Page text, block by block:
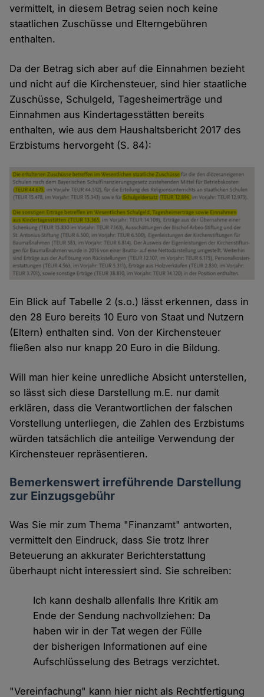
vermittelt, in diesem Betrag seien noch keine
staatlichen Zuschüsse und Elterngebühren
enthalten.
Da der Betrag sich aber auf die Einnahmen bezieht
und nicht auf die Kirchensteuer, sind hier staatliche
Zuschüsse, Schulgeld, Tagesheimerträge und
Einnahmen aus Kindertagesstätten bereits
enthalten, wie aus dem Haushaltsbericht 2017 des
Erzbistums hervorgeht (S. 84):
Ein Blick auf Tabelle 2 (s.o.) lässt erkennen, dass in
den 28 Euro bereits 10 Euro von Staat und Nutzern
(Eltern) enthalten sind. Von der Kirchensteuer
fließen also nur knapp 20 Euro in die Bildung.
Will man hier keine unredliche Absicht unterstellen,
so lässt sich diese Darstellung m.E. nur damit
erklären, dass die Verantwortlichen der falschen
Vorstellung unterliegen, die Zahlen des Erzbistums
würden tatsächlich die anteilige Verwendung der
Kirchensteuer repräsentieren.
Bemerkenswert irreführende Darstellung
zur Einzugsgebühr
Was Sie mir zum Thema "Finanzamt" antworten,
vermittelt den Eindruck, dass Sie trotz Ihrer
Beteuerung an akkurater Berichterstattung
überhaupt nicht interessiert sind. Sie schreiben:
Ich kann deshalb allenfalls Ihre Kritik am
Ende der Sendung nachvollziehen: Da
haben wir in der Tat wegen der Fülle
der bisherigen Informationen auf eine
Aufschlüsselung des Betrags verzichtet.
"Vereinfachung" kann hier nicht als Rechtfertigung